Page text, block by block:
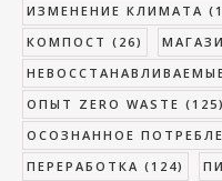
ИЗМЕНЕНИЕ КЛИМАТА
КОМПОСТ (26)
ОПЫТ ZERO WASTE (125)
ОСОЗНАННОЕ
ПЕРЕРАБОТКА (124)